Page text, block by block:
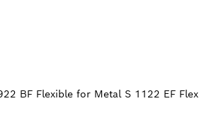
BF Flexible for Metal S 1122 EF